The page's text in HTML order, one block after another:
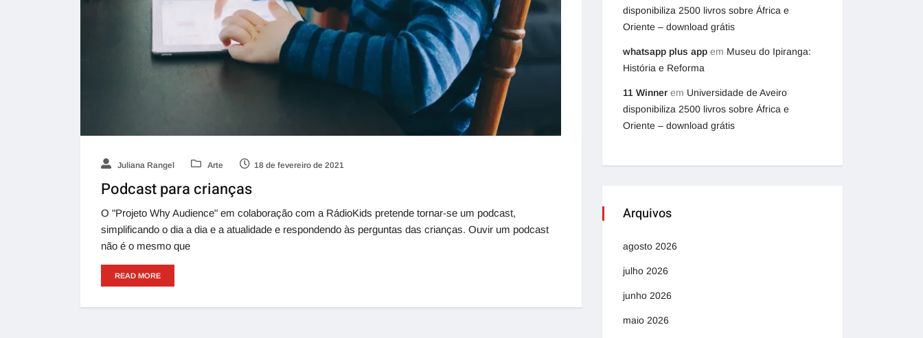
Juliana Rangel Arte 18 de fevereiro de 2021
Podcast para crianças
O "Projeto Why Audience" em colaboração com a RádioKids pretende tornar-se um podcast,
simplificando o dia a dia e a atualidade e respondendo às perguntas das crianças. Ouvir um podcast
não é o mesmo que
READ MORE
disponibiliza 2500 livros sobre África e
Oriente – download grátis
whatsapp plus app em Museu do Ipiranga:
História e Reforma
11 Winner em Universidade de Aveiro
disponibiliza 2500 livros sobre África e
Oriente – download grátis
Arquivos
agosto 2026
julho 2026
junho 2026
maio 2026